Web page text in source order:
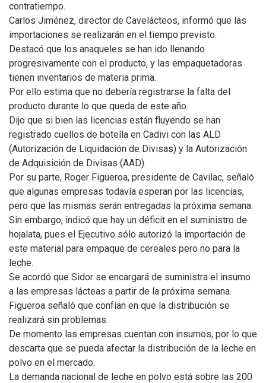
contratiempo.
Carlos Jiménez, director de Cavelácteos, informó que las
importaciones se realizarán en el tiempo previsto.
Destacó que los anaqueles se han ido llenando
progresivamente con el producto, y las empaquetadoras
tienen inventarios de materia prima.
Por ello estima que no debería registrarse la falta del
producto durante lo que queda de este año.
Dijo que si bien las licencias están fluyendo se han
registrado cuellos de botella en Cadivi con las ALD
(Autorización de Liquidación de Divisas) y la Autorización
de Adquisición de Divisas (AAD).
Por su parte, Roger Figueroa, presidente de Cavilac, señaló
que algunas empresas todavía esperan por las licencias,
pero que las mismas serán entregadas la próxima semana.
Sin embargo, indicó que hay un déficit en el suministro de
hojalata, pues el Ejecutivo sólo autorizó la importación de
este material para empaque de cereales pero no para la
leche.
Se acordó que Sidor se encargará de suministra el insumo
a las empresas lácteas a partir de la próxima semana.
Figueroa señaló que confían en que la distribución se
realizará sin problemas.
De momento las empresas cuentan con insumos, por lo que
descarta que se pueda afectar la distribución de la leche en
polvo en el mercado.
La demanda nacional de leche en polvo está sobre las 200